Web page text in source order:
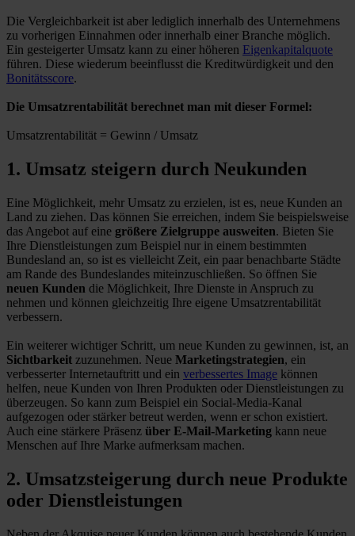
Die Vergleichbarkeit ist aber lediglich innerhalb des Unternehmens
zu vorherigen Einnahmen oder innerhalb einer Branche möglich.
Ein gesteigerter Umsatz kann zu einer höheren Eigenkapitalquote
führen. Diese wiederum beeinflusst die Kreditwürdigkeit und den
Bonitätsscore.
Die Umsatzrentabilität berechnet man mit dieser Formel:
Umsatzrentabilität = Gewinn / Umsatz
1. Umsatz steigern durch Neukunden
Eine Möglichkeit, mehr Umsatz zu erzielen, ist es, neue Kunden an
Land zu ziehen. Das können Sie erreichen, indem Sie beispielsweise
das Angebot auf eine größere Zielgruppe ausweiten. Bieten Sie
Ihre Dienstleistungen zum Beispiel nur in einem bestimmten
Bundesland an, so ist es vielleicht Zeit, ein paar benachbarte Städte
am Rande des Bundeslandes miteinzuschließen. So öffnen Sie
neuen Kunden die Möglichkeit, Ihre Dienste in Anspruch zu
nehmen und können gleichzeitig Ihre eigene Umsatzrentabilität
verbessern.
Ein weiterer wichtiger Schritt, um neue Kunden zu gewinnen, ist, an
Sichtbarkeit zuzunehmen. Neue Marketingstrategien, ein
verbesserter Internetauftritt und ein verbessertes Image können
helfen, neue Kunden von Ihren Produkten oder Dienstleistungen zu
überzeugen. So kann zum Beispiel ein Social-Media-Kanal
aufgezogen oder stärker betreut werden, wenn er schon existiert.
Auch eine stärkere Präsenz über E-Mail-Marketing kann neue
Menschen auf Ihre Marke aufmerksam machen.
2. Umsatzsteigerung durch neue Produkte
oder Dienstleistungen